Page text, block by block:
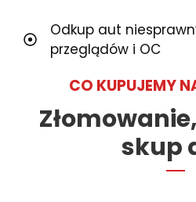
Odkup aut
przeglądów i OC
CO KUPUJEMY
skup